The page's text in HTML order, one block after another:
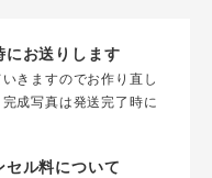
にお送りします
きますのでお作り直し
成写真は発送完了時に
ル料について